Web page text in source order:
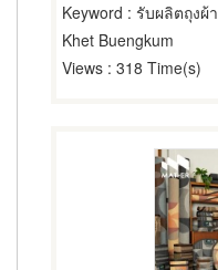
Keyword : รับผลิตถุงผ้า
Khet Buengkum
Views : 318 Time(s)